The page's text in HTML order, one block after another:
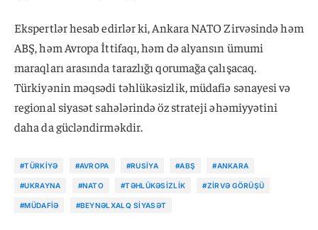
Ekspertlər hesab edirlər ki, Ankara NATO Zirvəsində həm
ABŞ, həm Avropa İttifaqı, həm də alyansın ümumi
maraqları arasında tarazlığı qorumağa çalışacaq.
Türkiyənin məqsədi təhlükəsizlik, müdafiə sənayesi və
regional siyasət sahələrində öz strateji əhəmiyyətini
daha da gücləndirməkdir.
#TÜRKIYƏ #AVROPA #RUSIYA #ABŞ #ANKARA
#UKRAYNA #NATO #TƏHLÜKƏSIZLIK #ZIRVƏ GÖRÜŞÜ
#MÜDAFIƏ #BEYNƏLXALQ SIYASƏT